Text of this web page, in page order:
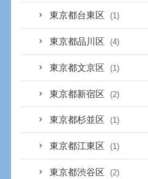
東京都台東区 (1)
東京都品川区 (4)
東京都文京区 (1)
東京都新宿区 (2)
東京都杉並区 (1)
東京都江東区 (1)
東京都渋谷区 (2)